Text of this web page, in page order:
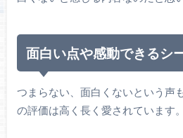
面白い点や感動できるシ
つまらない、面白くないという声
の評価は高く長く愛されています。